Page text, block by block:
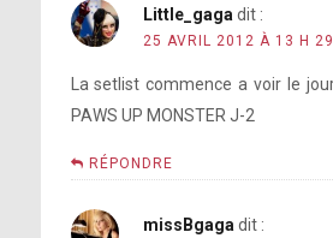
Little_gaga dit :
25 AVRIL 2012 À 13 H
La setlist commence a voir le
PAWS UP MONSTER J-2
RÉPONDRE
missBgaga dit :